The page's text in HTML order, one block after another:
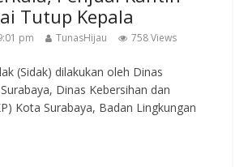
Tutup Kepala
pm TunasHijau 758 Views
(Sidak) dilakukan oleh Dinas
Dinas Kebersihan dan
Kota Surabaya, Badan Lingkungan